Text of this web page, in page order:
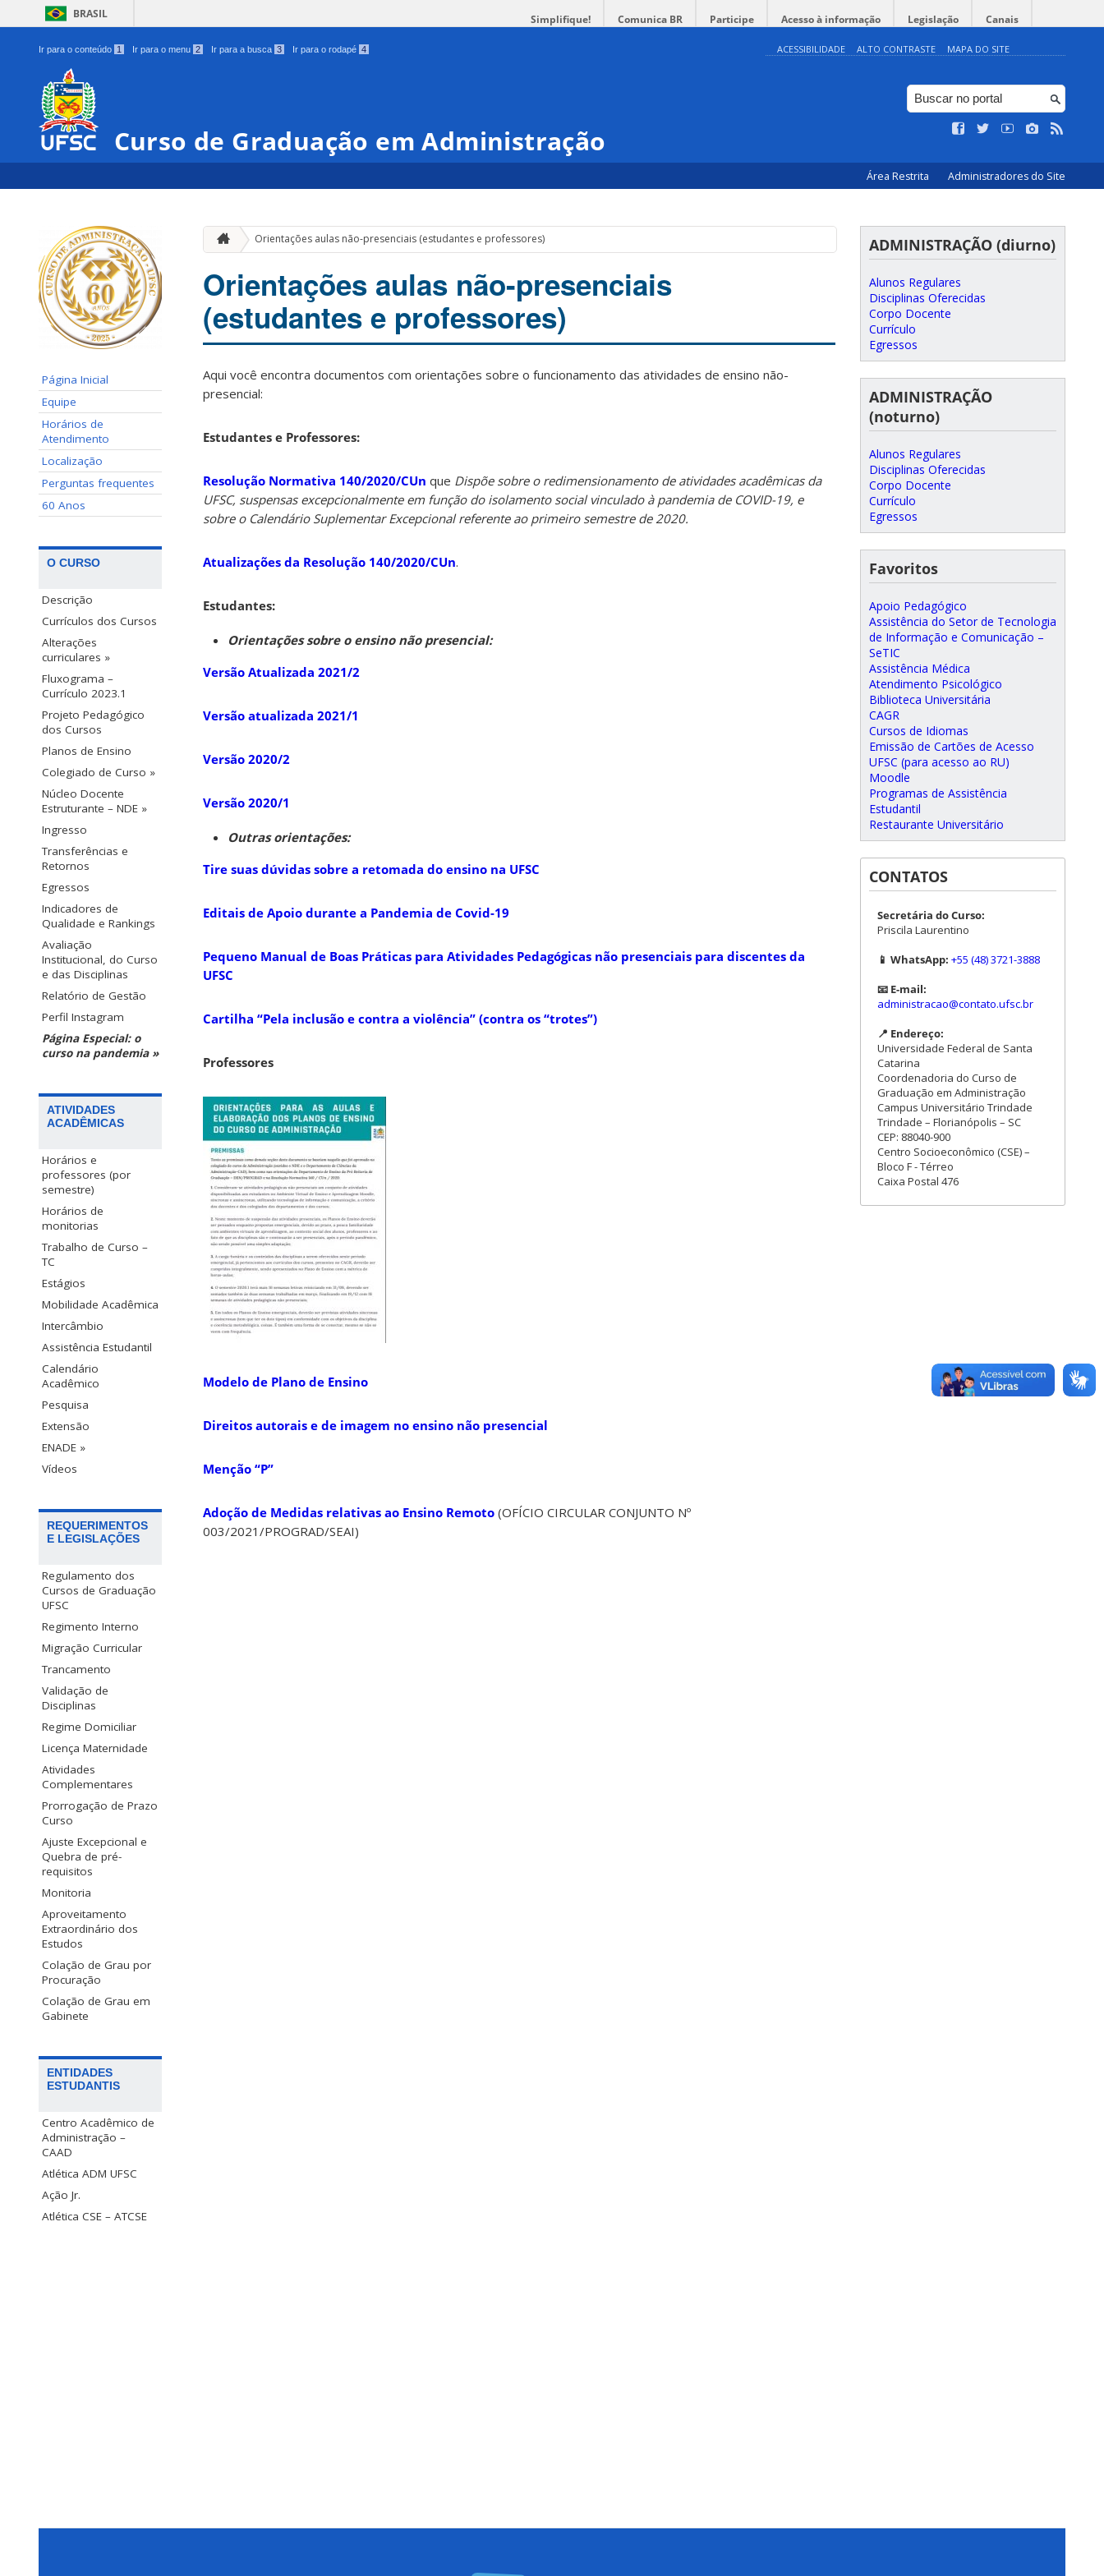
BRASIL Simplifique! Comunica BR Participe Acesso à informação Legislação Canais
Ir para o conteúdo 1 Ir para o menu 2 Ir para a busca 3 Ir para o rodapé 4 ACESSIBILIDADE ALTO CONTRASTE MAPA DO SITE
Curso de Graduação em Administração
Área Restrita Administradores do Site
Página Inicial
Equipe
Horários de
Atendimento
Localização
Perguntas frequentes
60 Anos
O CURSO
Descrição
Currículos dos Cursos
Alterações
curriculares »
Fluxograma –
Currículo 2023.1
Projeto Pedagógico
dos Cursos
Planos de Ensino
Colegiado de Curso »
Núcleo Docente
Estruturante – NDE »
Ingresso
Transferências e
Retornos
Egressos
Indicadores de
Qualidade e Rankings
Avaliação
Institucional, do Curso
e das Disciplinas
Relatório de Gestão
Perfil Instagram
Página Especial: o
curso na pandemia »
ATIVIDADES
ACADÊMICAS
Horários e
professores (por
semestre)
Horários de
monitorias
Trabalho de Curso –
TC
Estágios
Mobilidade Acadêmica
Intercâmbio
Assistência Estudantil
Calendário
Acadêmico
Pesquisa
Extensão
ENADE »
Vídeos
REQUERIMENTOS
E LEGISLAÇÕES
Regulamento dos
Cursos de Graduação
UFSC
Regimento Interno
Migração Curricular
Trancamento
Validação de
Disciplinas
Regime Domiciliar
Licença Maternidade
Atividades
Complementares
Prorrogação de Prazo
Curso
Ajuste Excepcional e
Quebra de pré-
requisitos
Monitoria
Aproveitamento
Extraordinário dos
Estudos
Colação de Grau por
Procuração
Colação de Grau em
Gabinete
ENTIDADES
ESTUDANTIS
Centro Acadêmico de
Administração –
CAAD
Atlética ADM UFSC
Ação Jr.
Atlética CSE – ATCSE
Orientações aulas não-presenciais (estudantes e professores)
Orientações aulas não-presenciais
(estudantes e professores)
Aqui você encontra documentos com orientações sobre o funcionamento das atividades de ensino não-
presencial:
Estudantes e Professores:
Resolução Normativa 140/2020/CUn que Dispõe sobre o redimensionamento de atividades acadêmicas da
UFSC, suspensas excepcionalmente em função do isolamento social vinculado à pandemia de COVID-19, e
sobre o Calendário Suplementar Excepcional referente ao primeiro semestre de 2020.
Atualizações da Resolução 140/2020/CUn.
Estudantes:
Orientações sobre o ensino não presencial:
Versão Atualizada 2021/2
Versão atualizada 2021/1
Versão 2020/2
Versão 2020/1
Outras orientações:
Tire suas dúvidas sobre a retomada do ensino na UFSC
Editais de Apoio durante a Pandemia de Covid-19
Pequeno Manual de Boas Práticas para Atividades Pedagógicas não presenciais para discentes da
UFSC
Cartilha “Pela inclusão e contra a violência” (contra os “trotes”)
Professores
Modelo de Plano de Ensino
Direitos autorais e de imagem no ensino não presencial
Menção “P”
Adoção de Medidas relativas ao Ensino Remoto (OFÍCIO CIRCULAR CONJUNTO Nº
003/2021/PROGRAD/SEAI)
ADMINISTRAÇÃO (diurno)
Alunos Regulares
Disciplinas Oferecidas
Corpo Docente
Currículo
Egressos
ADMINISTRAÇÃO
(noturno)
Alunos Regulares
Disciplinas Oferecidas
Corpo Docente
Currículo
Egressos
Favoritos
Apoio Pedagógico
Assistência do Setor de Tecnologia
de Informação e Comunicação –
SeTIC
Assistência Médica
Atendimento Psicológico
Biblioteca Universitária
CAGR
Cursos de Idiomas
Emissão de Cartões de Acesso
UFSC (para acesso ao RU)
Moodle
Programas de Assistência
Estudantil
Restaurante Universitário
CONTATOS
Secretária do Curso:
Priscila Laurentino
📱 WhatsApp: +55 (48) 3721-3888
📧 E-mail:
administracao@contato.ufsc.br
📍 Endereço:
Universidade Federal de Santa
Catarina
Coordenadoria do Curso de
Graduação em Administração
Campus Universitário Trindade
Trindade – Florianópolis – SC
CEP: 88040-900
Centro Socioeconômico (CSE) –
Bloco F - Térreo
Caixa Postal 476